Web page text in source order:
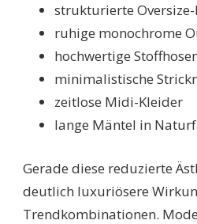
strukturierte
ruhige monochrome
hochwertige
minimalistische
zeitlose Midi-Kleider
lange Mäntel in
Gerade diese reduzierte
deutlich luxuriösere
Trendkombinationen.